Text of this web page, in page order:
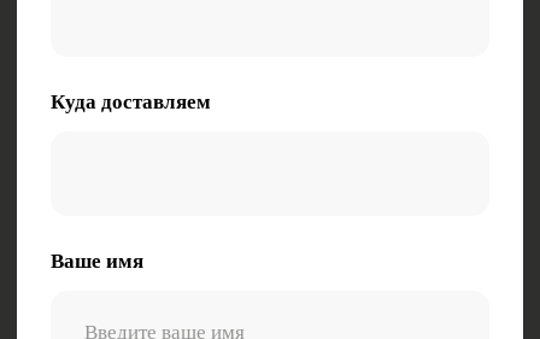
zakaz@tk-kometa.ru